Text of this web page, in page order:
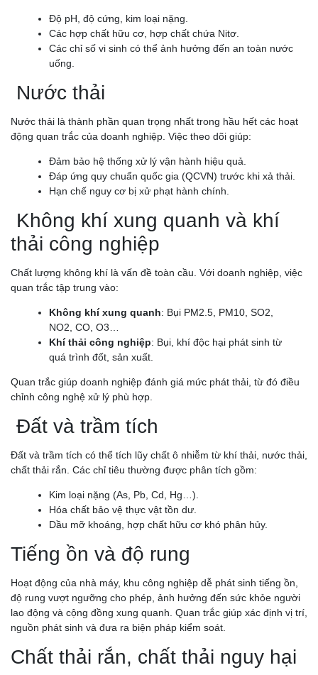
Độ pH, độ cứng, kim loại nặng.
Các hợp chất hữu cơ, hợp chất chứa Nitơ.
Các chỉ số vi sinh có thể ảnh hưởng đến an toàn nước
uống.
Nước thải
Nước thải là thành phần quan trọng nhất trong hầu hết các hoạt
động quan trắc của doanh nghiệp. Việc theo dõi giúp:
Đảm bảo hệ thống xử lý vận hành hiệu quả.
Đáp ứng quy chuẩn quốc gia (QCVN) trước khi xả thải.
Hạn chế nguy cơ bị xử phạt hành chính.
Không khí xung quanh và khí
thải công nghiệp
Chất lượng không khí là vấn đề toàn cầu. Với doanh nghiệp, việc
quan trắc tập trung vào:
Không khí xung quanh: Bụi PM2.5, PM10, SO2,
NO2, CO, O3…
Khí thải công nghiệp: Bụi, khí độc hại phát sinh từ
quá trình đốt, sản xuất.
Quan trắc giúp doanh nghiệp đánh giá mức phát thải, từ đó điều
chỉnh công nghệ xử lý phù hợp.
Đất và trầm tích
Đất và trầm tích có thể tích lũy chất ô nhiễm từ khí thải, nước thải,
chất thải rắn. Các chỉ tiêu thường được phân tích gồm:
Kim loại nặng (As, Pb, Cd, Hg…).
Hóa chất bảo vệ thực vật tồn dư.
Dầu mỡ khoáng, hợp chất hữu cơ khó phân hủy.
Tiếng ồn và độ rung
Hoạt động của nhà máy, khu công nghiệp dễ phát sinh tiếng ồn,
độ rung vượt ngưỡng cho phép, ảnh hưởng đến sức khỏe người
lao động và cộng đồng xung quanh. Quan trắc giúp xác định vị trí,
nguồn phát sinh và đưa ra biện pháp kiểm soát.
Chất thải rắn, chất thải nguy hại